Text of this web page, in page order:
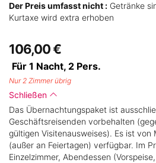
Der Preis umfasst nicht : Getränke
Kurtaxe wird extra erhoben
106,00 €
Für 1 Nacht, 2 Pers.
Nur 2 Zimmer übrig
Schließen
Das Übernachtungspaket ist
Geschäftsreisenden vorbehalten
gültigen Visitenausweises). Es ist von
(außer an Feiertagen) verfügbar. Im
Einzelzimmer, Abendessen